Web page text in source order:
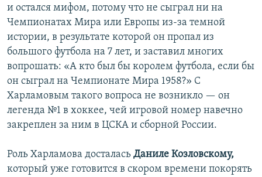
и остался мифом, потому что не сыграл ни на
Чемпионатах Мира или Европы из-за темной
истории, в результате которой он пропал из
большого футбола на 7 лет, и заставил многих
вопрошать: «А кто был бы королем футбола, если бы
он сыграл на Чемпионате Мира 1958?» С
Харламовым такого вопроса не возникло — он
легенда №1 в хоккее, чей игровой номер навечно
закреплен за ним в ЦСКА и сборной России.
Роль Харламова досталась Даниле Козловскому,
который уже готовится в скором времени покорять